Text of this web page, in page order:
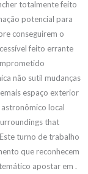
totalmente feito
potencial para
conseguirem o
feito errante
não sutil mudanças
espaço exterior
local
that
turno de trabalho
que reconhecem
apostar em .